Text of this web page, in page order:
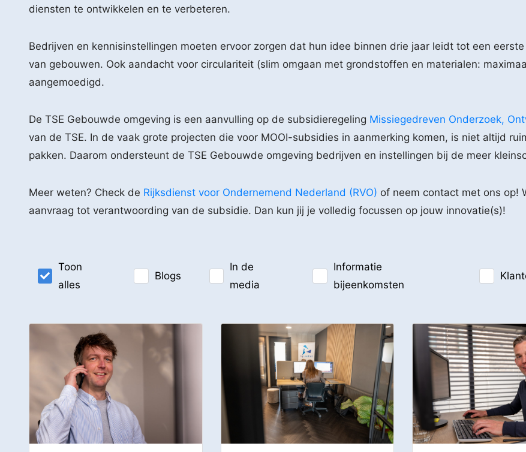
diensten te ontwikkelen en te verbeteren.
Bedrijven en kennisinstellingen moeten ervoor zorgen dat hun idee binnen drie jaar leidt tot een
van gebouwen. Ook aandacht voor circulariteit (slim omgaan met grondstoffen en materialen:
aangemoedigd.
De TSE Gebouwde omgeving is een aanvulling op de subsidieregeling Missiegedreven Onderzoek,
van de TSE. In de vaak grote projecten die voor MOOI-subsidies in aanmerking komen, is niet altijd
pakken. Daarom ondersteunt de TSE Gebouwde omgeving bedrijven en instellingen bij de meer
Meer weten? Check de Rijksdienst voor Ondernemend Nederland (RVO) of neem contact met ons op!
aanvraag tot verantwoording van de subsidie. Dan kun jij je volledig focussen op jouw innovatie(s)!
Toon
alles
Blogs
In de
media
Informatie
bijeenkomsten